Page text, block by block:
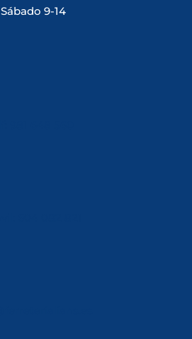
Sábado 9-14